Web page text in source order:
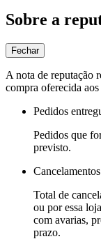
Sobre a
Fechar
A nota de reputação
compra oferecida
Pedidos
Pedidos que
previsto.
Cancelamentos
Total de
ou por essa
com avarias,
prazo.